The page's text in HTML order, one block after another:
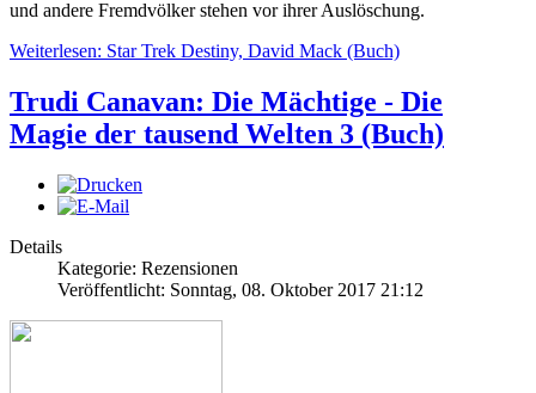
und andere Fremdvölker stehen vor ihrer Auslöschung.
Weiterlesen: Star Trek Destiny, David Mack (Buch)
Trudi Canavan: Die Mächtige - Die
Magie der tausend Welten 3 (Buch)
Details
Kategorie: Rezensionen
Veröffentlicht: Sonntag, 08. Oktober 2017 21:12